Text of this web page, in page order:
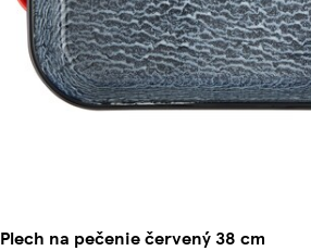
Plech na pečenie červený 38 cm